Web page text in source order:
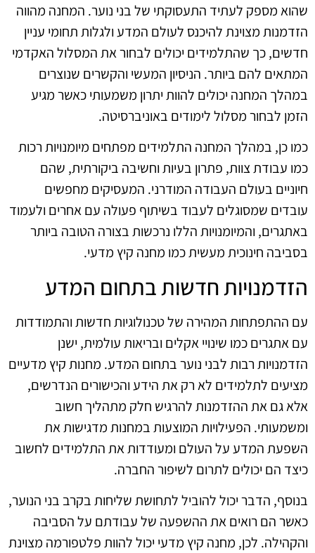
שהוא מספק לעתיד התעסוקתי של בני נוער. המחנה מהווה
הזדמנות מצוינת להיכנס לעולם המדע ולגלות תחומי עניין
חדשים, כך שהתלמידים יכולים לבחור את המסלול האקדמי
המתאים להם ביותר. הניסיון המעשי והקשרים שנוצרים
במהלך המחנה יכולים להוות יתרון משמעותי כאשר מגיע
הזמן לבחור מסלול לימודים באוניברסיטה.
כמו כן, במהלך המחנה התלמידים מפתחים מיומנויות רכות
כמו עבודת צוות, פתרון בעיות וחשיבה ביקורתית, שהם
חיוניים בעולם העבודה המודרני. המעסיקים מחפשים
עובדים שמסוגלים לעבוד בשיתוף פעולה עם אחרים ולעמוד
באתגרים, והמיומנויות הללו נרכשות בצורה הטובה ביותר
בסביבה חינוכית מעשית כמו מחנה קיץ מדעי.
הזדמנויות חדשות בתחום המדע
עם ההתפתחות המהירה של טכנולוגיות חדשות והתמודדות
עם אתגרים כמו שינויי אקלים ובריאות עולמית, ישנן
הזדמנויות רבות לבני נוער בתחום המדע. מחנות קיץ מדעיים
מציעים לתלמידים לא רק את הידע והכישורים הנדרשים,
אלא גם את ההזדמנות להרגיש חלק מתהליך חשוב
ומשמעותי. הפעילויות המוצעות במחנות מדגישות את
השפעת המדע על העולם ומעודדות את התלמידים לחשוב
כיצד הם יכולים לתרום לשיפור החברה.
בנוסף, הדבר יכול להוביל לתחושת שליחות בקרב בני הנוער,
כאשר הם רואים את ההשפעה של עבודתם על הסביבה
והקהילה. לכן, מחנה קיץ מדעי יכול להוות פלטפורמה מצוינת